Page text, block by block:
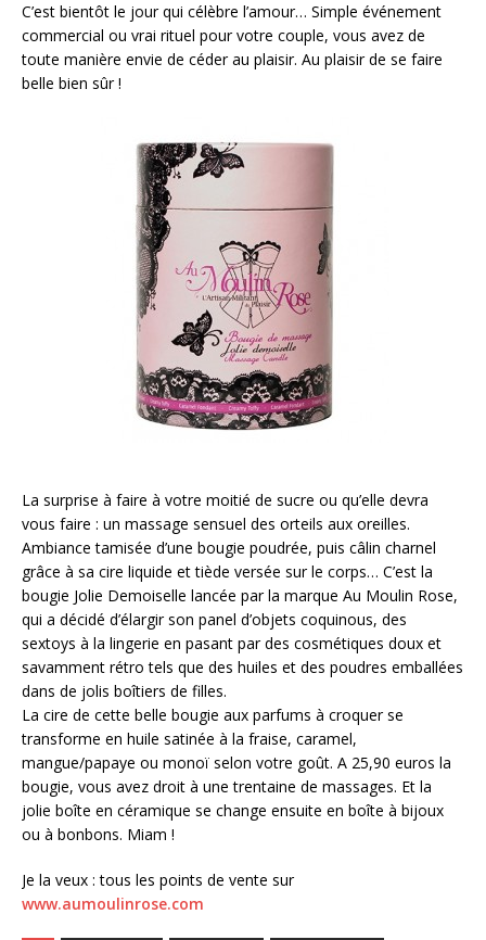
C’est bientôt le jour qui célèbre l’amour… Simple événement
commercial ou vrai rituel pour votre couple, vous avez de
toute manière envie de céder au plaisir. Au plaisir de se faire
belle bien sûr !
La surprise à faire à votre moitié de sucre ou qu’elle devra
vous faire : un massage sensuel des orteils aux oreilles.
Ambiance tamisée d’une bougie poudrée, puis câlin charnel
grâce à sa cire liquide et tiède versée sur le corps… C’est la
bougie Jolie Demoiselle lancée par la marque Au Moulin Rose,
qui a décidé d’élargir son panel d’objets coquinous, des
sextoys à la lingerie en pasant par des cosmétiques doux et
savamment rétro tels que des huiles et des poudres emballées
dans de jolis boîtiers de filles.
La cire de cette belle bougie aux parfums à croquer se
transforme en huile satinée à la fraise, caramel,
mangue/papaye ou monoï selon votre goût. A 25,90 euros la
bougie, vous avez droit à une trentaine de massages. Et la
jolie boîte en céramique se change ensuite en boîte à bijoux
ou à bonbons. Miam !
Je la veux : tous les points de vente sur
www.aumoulinrose.com